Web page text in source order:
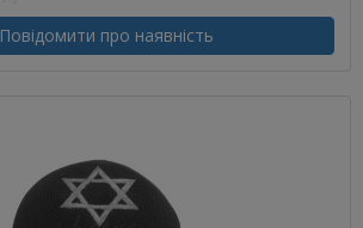
Повідомити про наявність